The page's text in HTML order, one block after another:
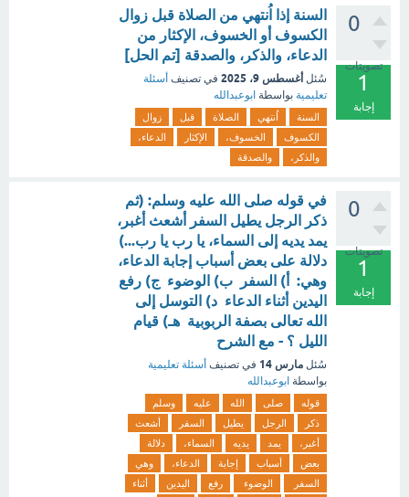
0
تصويتات
1
إجابة
السنة إذا اُنتهي من الصلاة قبل زوال
الكسوف أو الخسوف، الإكثار من
الدعاء، والذكر، والصدقة [تم الحل]
سُئل أغسطس 9، 2025 في تصنيف أسئلة
تعليمية بواسطة ابوعبدالله
السنة اُنتهي الصلاة قبل
زوال
الكسوف
الخسوف، الإكثار
الدعاء،
والذكر،
والصدقة
0
تصويتات
1
إجابة
في قوله صلى الله عليه وسلم: (ثم
ذكر الرجل يطيل السفر أشعث أغبر،
يمد يديه إلى السماء، يا رب يا رب...)
دلالة على بعض أسباب إجابة الدعاء،
وهي: أ) السفر ب) الوضوء ج) رفع
اليدين أثناء الدعاء د) التوسل إلى
الله تعالى بصفة الربوبية هـ) قيام
الليل ؟ - مع الشرح
سُئل مارس 14 في تصنيف أسئلة تعليمية
بواسطة ابوعبدالله
قوله صلى الله عليه
وسلم
ذكر
الرجل يطيل السفر
أشعث
أغبر،
يمد يديه السماء،
دلالة
بعض
أسباب إجابة الدعاء،
وهي
السفر
الوضوء رفع اليدين
أثناء